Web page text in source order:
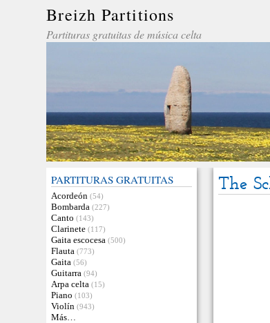
Breizh Partitions
Partituras gratuitas de música celta
PARTITURAS GRATUITAS
Acordeón (54)
Bombarda (227)
Canto (143)
Clarinete (117)
Gaita escocesa (500)
Flauta (773)
Gaita (56)
Guitarra (94)
Arpa celta (15)
Piano (103)
Violín (943)
Más…
The